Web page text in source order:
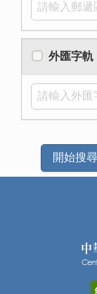
外匯字軌